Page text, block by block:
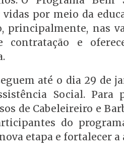
por meio da
principalmente, nas
e
até o dia 29 de
Social. Para
de Cabeleireiro e
do
etapa e fortalecer a